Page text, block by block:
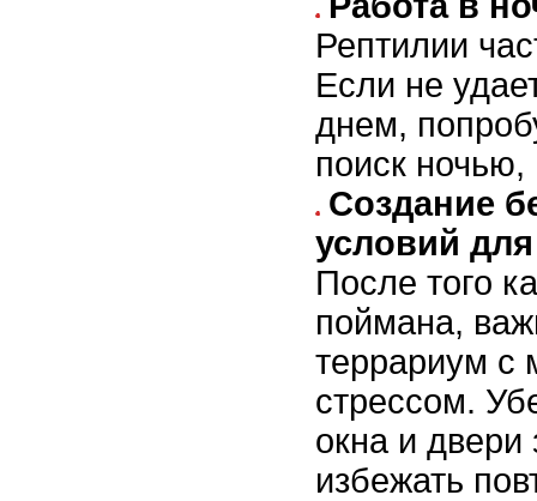
Рептилии
Если не
днем,
поиск
Создание
условий
После того
поймана,
террариум
стрессом.
окна и
избежать